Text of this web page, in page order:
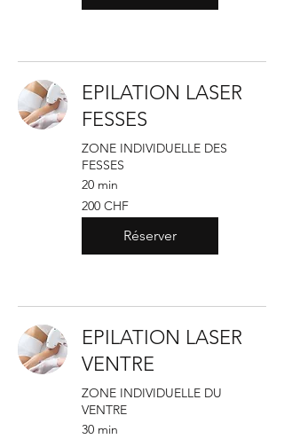
EPILATION LASER
FESSES
ZONE INDIVIDUELLE DES
FESSES
20 min
200
francs
suisses
200 CHF
Réserver
EPILATION LASER
VENTRE
ZONE INDIVIDUELLE DU
VENTRE
30 min